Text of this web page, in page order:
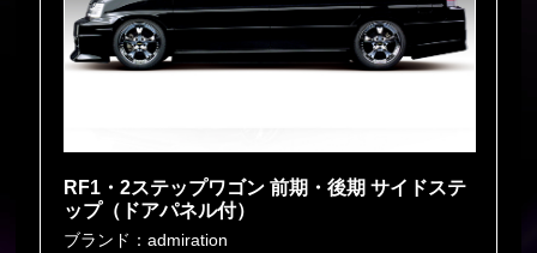
RF1・2ステップワゴン 前期・後期 サイドステ
ップ（ドアパネル付）
ブランド：admiration